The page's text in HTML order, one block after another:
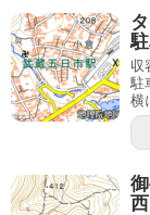
駐
収
駐
横
西